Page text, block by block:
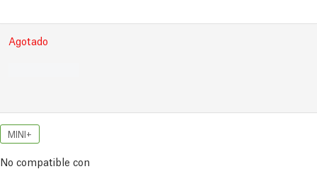
Agotado
MINI+
No compatible con